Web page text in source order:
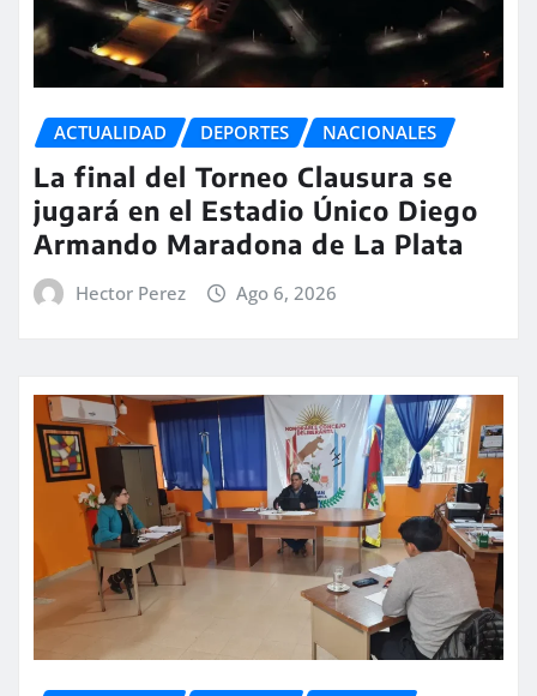
ACTUALIDAD DEPORTES NACIONALES
La final del Torneo Clausura se
jugará en el Estadio Único Diego
Armando Maradona de La Plata
Hector Perez Ago 6, 2026